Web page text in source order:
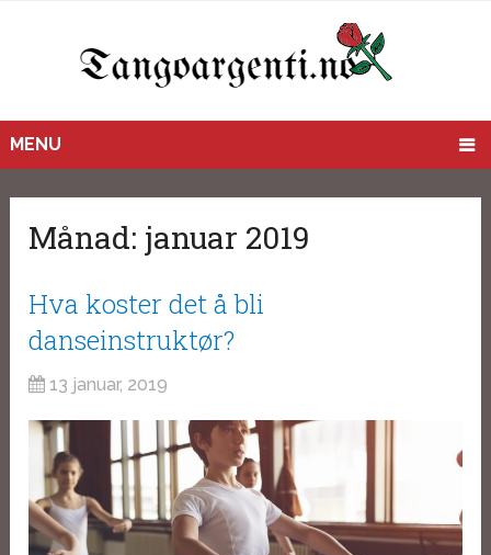
MENU
Månad: januar 2019
Hva koster det å bli
danseinstruktør?
13 januar, 2019